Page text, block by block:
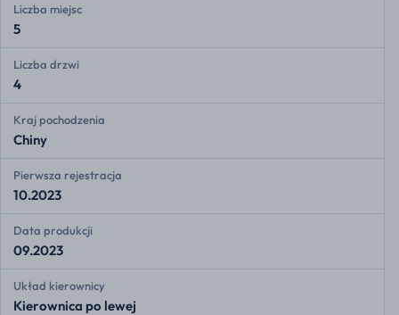
Liczba miejsc
5
Liczba drzwi
4
Kraj pochodzenia
Chiny
Pierwsza rejestracja
10.2023
Data produkcji
09.2023
Układ kierownicy
Kierownica po lewej